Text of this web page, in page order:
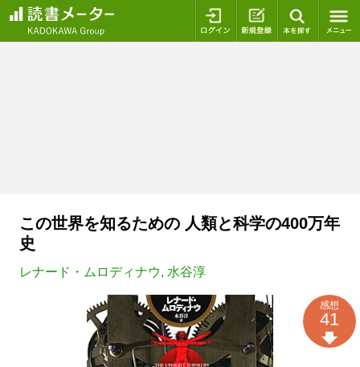
ログイン 新規登録
この世界を知るための 人類と科学の400万年
史
レナード・ムロディナウ, 水谷淳
感想
41